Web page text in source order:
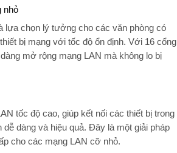
nhỏ
lựa chọn lý tưởng cho các văn phòng có
bị mạng với tốc độ ổn định. Với 16 cổng
mở rộng mạng LAN mà không lo bị
tốc độ cao, giúp kết nối các thiết bị trong
dễ dàng và hiệu quả. Đây là một giải pháp
cho các mạng LAN cỡ nhỏ.